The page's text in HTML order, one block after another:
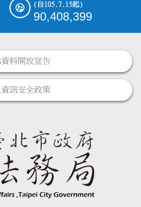
(自105.7.15起)
90,408,399
料開放宣告
資訊安全政策